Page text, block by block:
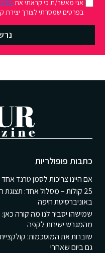
אני מאשר/ת כי קראתי את
בפרטים שמסרתי לצורך יצירת
כתבות פופולריות
אם היינו צריכות לסמן טרנד
25 קולות – מסלול אחד:
באוניברסיטת חיפה
שמישהו יסביר לנו מה קורה
מהמגרש ישירות לקפה
שוברות את המוסכמות:
גם ביום שאחרי